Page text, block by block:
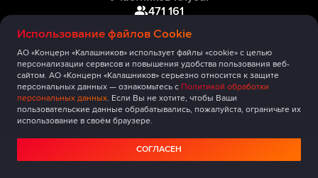
Использование файлов Cookie
АО «Концерн «Калашников» использует файлы «cookie» с целью
персонализации сервисов и повышения удобства пользования веб-
сайтом. АО «Концерн «Калашников» серьезно относится к защите
персональных данных — ознакомьтесь с Политикой обработки
персональных данных. Если Вы не хотите, чтобы Ваши
пользовательские данные обрабатывались, пожалуйста, ограничьте их
использование в своём браузере.
СОГЛАСЕН
471 161